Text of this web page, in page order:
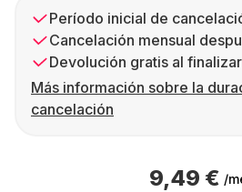
Período inicial de
Cancelación mensual
Devolución gratis al finalizar
Más información sobre la
cancelación
9,49 € /